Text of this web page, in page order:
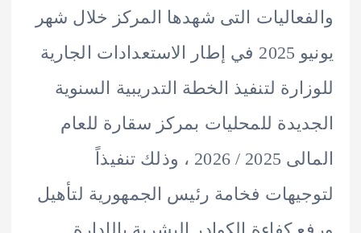
التى شهدها المركز خلال شهر
يونيو 2025 في إطار الاستعدادات الجارية
لتنفيذ الخطة التدريبية السنوية
للمحليات بمركز سقارة للعام
المالى 2025 / 2026 ، وذلك تنفيذاً
فخامة رئيس الجمهورية لتأهيل